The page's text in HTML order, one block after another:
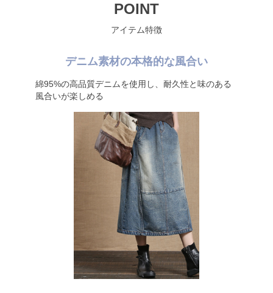
POINT
アイテム特徴
デニム素材の本格的な風合い
綿95%の高品質デニムを使用し、耐久性と味のある
風合いが楽しめる